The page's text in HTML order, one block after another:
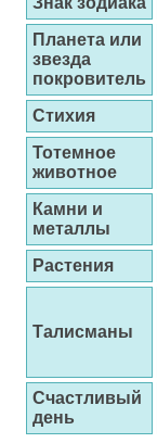
Планета или
звезда
покровитель
Стихия
Тотемное
животное
Камни и
металлы
Растения
Талисманы
Счастливый
день